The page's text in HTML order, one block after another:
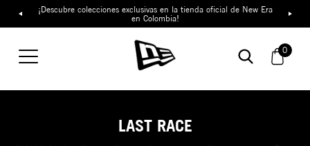
¡Descubre colecciones exclusivas en la tienda oficial de New Era
en Colombia!
0
LAST RACE